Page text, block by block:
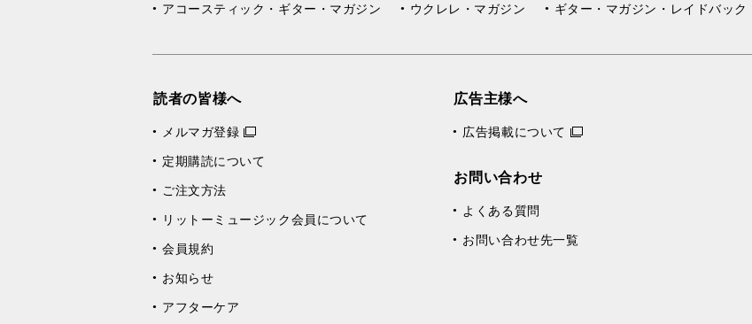
アコースティック・ギター・マガジン
ウクレレ・マガジン ギター・マガジン・レイドバック
読者の皆様へ
メルマガ登録
定期購読について
ご注文方法
リットーミュージック会員について
会員規約
お知らせ
アフターケア
広告主様へ
広告掲載について
お問い合わせ
よくある質問
お問い合わせ先一覧